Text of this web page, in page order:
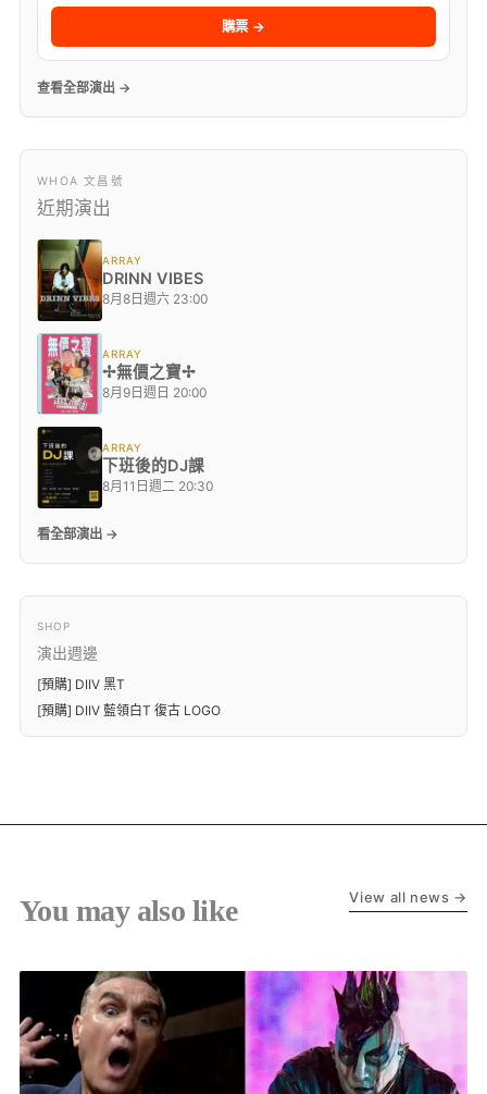
購票 →
查看全部演出 →
WHOA 文昌號
近期演出
ARRAY
DRINN VIBES
8月8日週六 23:00
ARRAY
✢無價之寶✢
8月9日週日 20:00
ARRAY
下班後的DJ課
8月11日週二 20:30
看全部演出 →
SHOP
演出週邊
[預購] DIIV 黑T
[預購] DIIV 藍領白T 復古 LOGO
You may also like View all news →